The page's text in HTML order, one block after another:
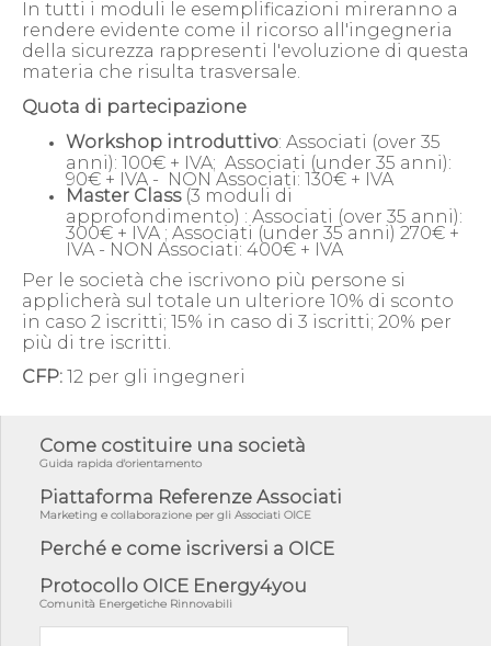
In tutti i moduli le esemplificazioni mireranno a
rendere evidente come il ricorso all'ingegneria
della sicurezza rappresenti l'evoluzione di questa
materia che risulta trasversale.
Quota di partecipazione
Workshop introduttivo: Associati (over 35
anni): 100€ + IVA; Associati (under 35 anni):
90€ + IVA - NON Associati: 130€ + IVA
Master Class(3 moduli di
approfondimento) : Associati (over 35 anni):
300€ + IVA ; Associati (under 35 anni) 270€ +
IVA - NON Associati: 400€ + IVA
Per le società che iscrivono più persone si
applicherà sul totale un ulteriore 10% di sconto
in caso 2 iscritti; 15% in caso di 3 iscritti; 20% per
più di tre iscritti.
CFP: 12 per gli ingegneri
Come costituire una società
Guida rapida d'orientamento
Piattaforma Referenze Associati
Marketing e collaborazione per gli Associati OICE
Perché e come iscriversi a OICE
Protocollo OICE Energy4you
Comunità Energetiche Rinnovabili